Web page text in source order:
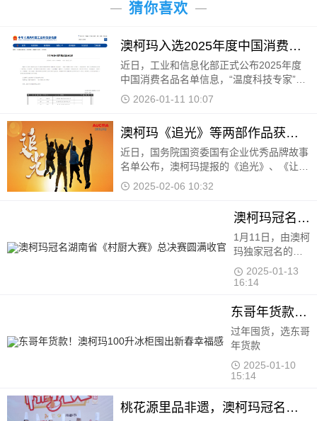
猜你喜欢
澳柯玛入选2025年度中国消费名品
近日，工业和信息化部正式公布2025年度
中国消费名品名单信息，“温度科技专家”澳
柯玛凭借卓越的产品品质、持续的创新能
2026-01-11 10:07
澳柯玛《追光》等两部作品获国有企业优秀品牌故事
近日，国务院国资委国有企业优秀品牌故事
名单公布，澳柯玛提报的《追光》、《让陪
伴更有温度》两个品牌故事登榜。 《追
2025-02-06 10:32
澳柯玛冠名湖南省《村厨大赛》总决赛圆满收官
1月11日，由澳柯玛独家冠名的2024湖南省
《村厨大赛》总决赛在长沙梅溪湖中建梅澜
东哥年货款！澳柯玛100升冰柜囤出新春幸福感
12月23-24日，由澳柯玛独家冠名的2024湖